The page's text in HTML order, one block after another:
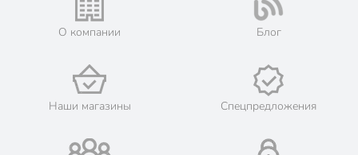
Артикул производителя
J0040
Вес в упаковке
1.9 кг
О компании Блог
Наши магазины Спецпредложения